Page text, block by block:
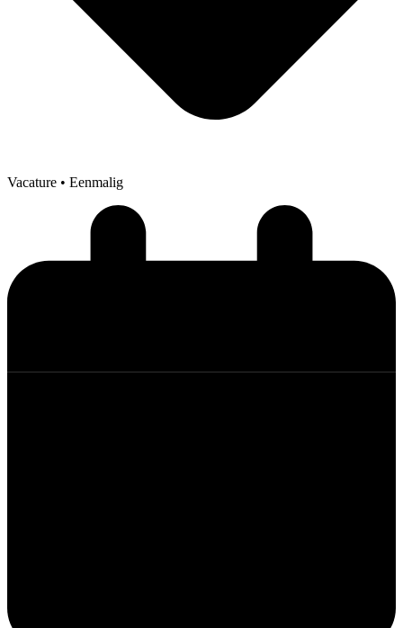
Vacature • Eenmalig